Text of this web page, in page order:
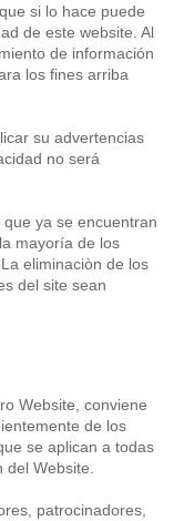
si lo hace puede
de este website. Al
de información
los fines arriba
su advertencias
no será
ya se encuentran
mayoría de los
eliminaciòn de los
del site sean
Website, conviene
de los
se aplican a todas
Website.
patrocinadores,